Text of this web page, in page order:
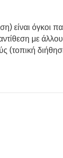
είναι
με
(τοπική